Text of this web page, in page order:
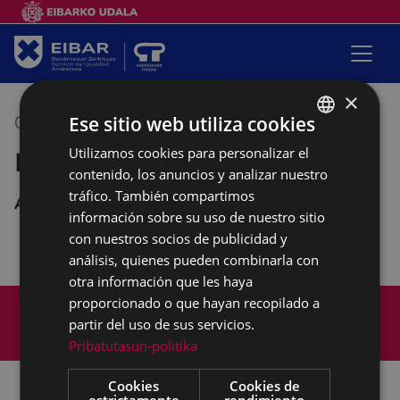
07/03/2022 16:30-18:30
Pagatxa: curso de ofimática
Andretxea
Mapa del Sitio
Aviso legal
Política de cookies
Accesibilidad
BASQUE
SPANISH
×
Ese sitio web utiliza cookies
Utilizamos cookies para personalizar el
contenido, los anuncios y analizar nuestro
tráfico. También compartimos
información sobre su uso de nuestro sitio
con nuestros socios de publicidad y
análisis, quienes pueden combinarla con
otra información que les haya
proporcionado o que hayan recopilado a
partir del uso de sus servicios.
Pribatutasun-politika
Cookies
Cookies de